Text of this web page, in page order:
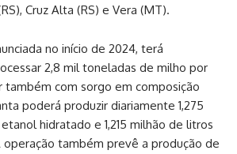
Cruz Alta (RS) e Vera (MT).
no início de 2024, terá
2,8 mil toneladas de milho por
também com sorgo em composição
poderá produzir diariamente 1,275
hidratado e 1,215 milhão de litros
também prevê a produção de